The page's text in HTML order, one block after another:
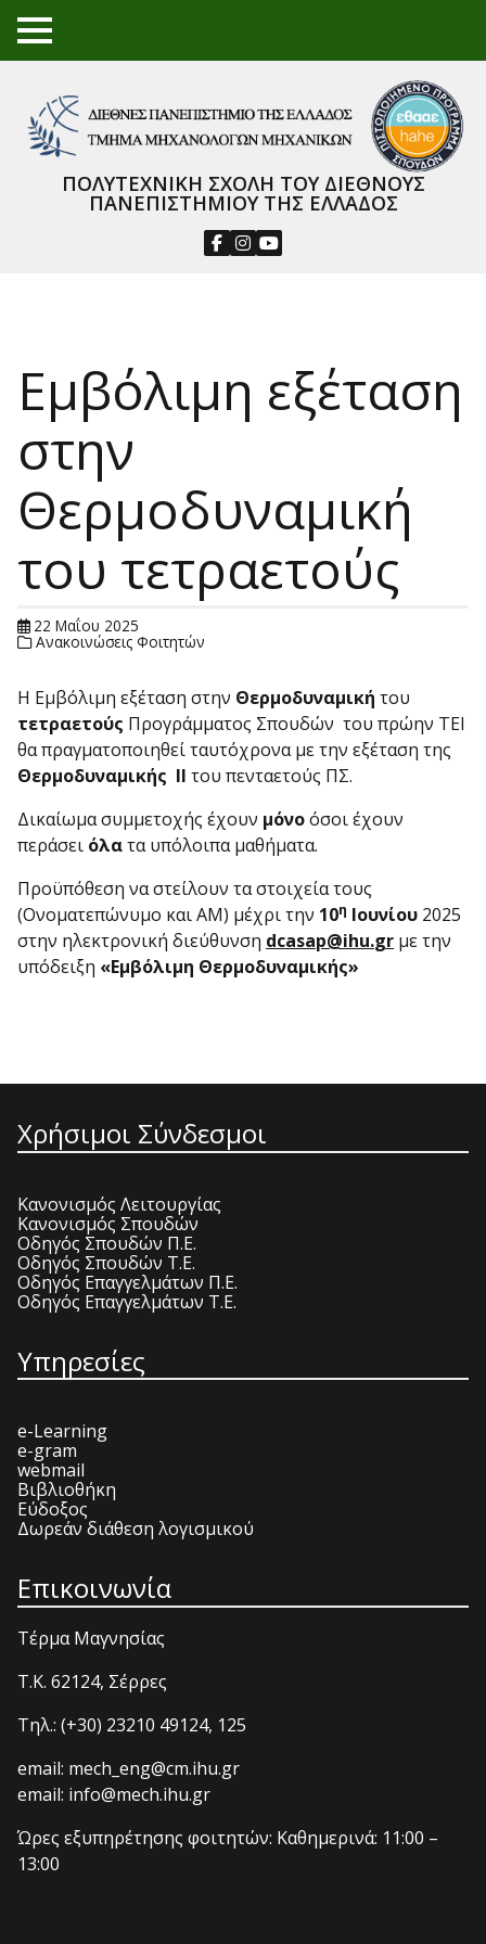
TO
GGL
NU
ΠΟΛΥΤΕΧΝΙΚΗ ΣΧΟΛΗ ΤΟΥ ΔΙΕΘΝΟΥΣ
ΠΑΝΕΠΙΣΤΗΜΙΟΥ ΤΗΣ ΕΛΛΑΔΟΣ
Εμβόλιμη εξέταση
στην
Θερμοδυναμική
του τετραετούς
22 Μαΐου 2025
Ανακοινώσεις Φοιτητών
Η Εμβόλιμη εξέταση στην Θερμοδυναμική του
τετραετούς Προγράμματος Σπουδών του πρώην ΤΕΙ
θα πραγματοποιηθεί ταυτόχρονα με την εξέταση της
Θερμοδυναμικής ΙΙ του πενταετούς ΠΣ.
Δικαίωμα συμμετοχής έχουν μόνοόσοι έχουν
περάσει όλατα υπόλοιπα μαθήματα.
Προϋπόθεση να στείλουν τα στοιχεία τους
(Ονοματεπώνυμο και ΑΜ) μέχρι την 10η Ιουνίου 2025
στην ηλεκτρονική διεύθυνση dcasap@ihu.gr με την
υπόδειξη «Εμβόλιμη Θερμοδυναμικής»
Χρήσιμοι Σύνδεσμοι
Κανονισμός Λειτουργίας
Κανονισμός Σπουδών
Οδηγός Σπουδών Π.Ε.
Οδηγός Σπουδών Τ.Ε.
Οδηγός Επαγγελμάτων Π.Ε.
Οδηγός Επαγγελμάτων Τ.Ε.
Υπηρεσίες
e-Learning
e-gram
webmail
Βιβλιοθήκη
Εύδοξος
Δωρεάν διάθεση λογισμικού
Επικοινωνία
Τέρμα Μαγνησίας
T.K. 62124, Σέρρες
Τηλ.: (+30) 23210 49124, 125
email: mech_eng@cm.ihu.gr
email: info@mech.ihu.gr
Ώρες εξυπηρέτησης φοιτητών: Καθημερινά: 11:00 –
13:00